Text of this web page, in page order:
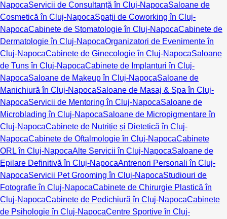
NapocaServicii de Consultanță în Cluj-NapocaSaloane de
Cosmetică în Cluj-NapocaSpații de Coworking în Cluj-
NapocaCabinete de Stomatologie în Cluj-NapocaCabinete de
Dermatologie în Cluj-NapocaOrganizatori de Evenimente în
Cluj-NapocaCabinete de Ginecologie în Cluj-NapocaSaloane
de Tuns în Cluj-NapocaCabinete de Implanturi în Cluj-
NapocaSaloane de Makeup în Cluj-NapocaSaloane de
Manichiură în Cluj-NapocaSaloane de Masaj & Spa în Cluj-
NapocaServicii de Mentoring în Cluj-NapocaSaloane de
Microblading în Cluj-NapocaSaloane de Micropigmentare în
Cluj-NapocaCabinete de Nutriție și Dietetică în Cluj-
NapocaCabinete de Oftalmologie în Cluj-NapocaCabinete
ORL în Cluj-NapocaAlte Servicii în Cluj-NapocaSaloane de
Epilare Definitivă în Cluj-NapocaAntrenori Personali în Cluj-
NapocaServicii Pet Grooming în Cluj-NapocaStudiouri de
Fotografie în Cluj-NapocaCabinete de Chirurgie Plastică în
Cluj-NapocaCabinete de Pedichiură în Cluj-NapocaCabinete
de Psihologie în Cluj-NapocaCentre Sportive în Cluj-